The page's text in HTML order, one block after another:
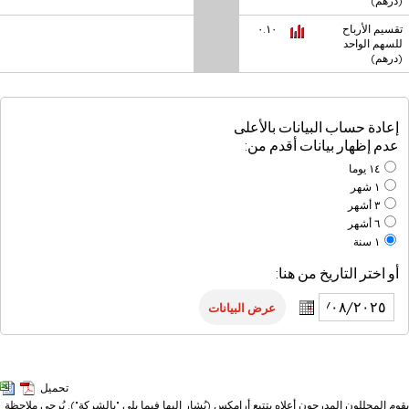
تقسيم الأرباح
للسهم الواحد
(درهم)
٠.١٠
تقسيم الأرباح
للسهم الواحد
(درهم)
٠.١٠
إعادة حساب البيانات بالأعلى
عدم إظهار بيانات أقدم من:
١٤ يوما
١ شهر
٣ أشهر
٦ أشهر
١ سنة
أو اختر التاريخ من هنا:
تحميل
يقوم المحللون المدرجون أعلاه بتتبع أرامكس (يُشار إليها فيما يلي "بالشركة"). يُرجى ملاحظة